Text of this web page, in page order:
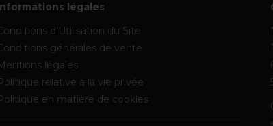
légales
d’Utilisation du Site
générales de vente
légales
relative à la vie privée
en matière de cookies